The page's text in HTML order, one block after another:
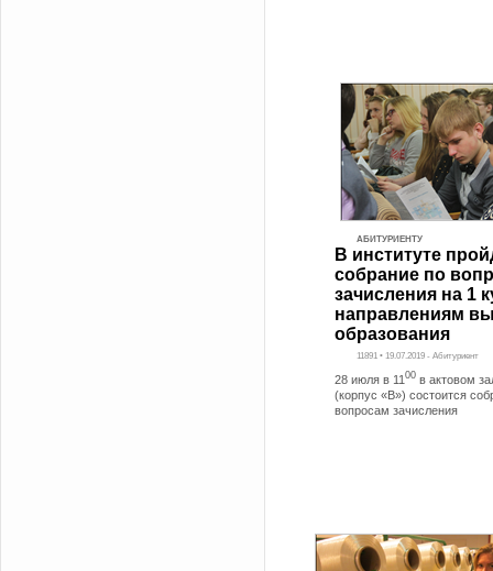
АБИТУРИЕНТУ
В институте
собрание по
зачисления на 1
направлениям
образования
11891 • 19.07.2019 - Абитуриент
28 июля в 11 00 в актовом
(корпус «В») состоится
вопросам зачисления